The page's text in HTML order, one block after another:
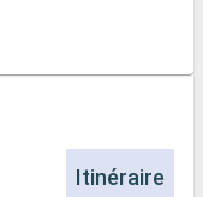
: service
récompensée pour le
Itinéraire